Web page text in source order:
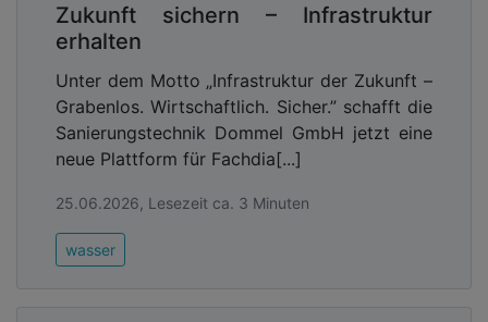
Zukunft sichern – Infrastruktur
erhalten
Unter dem Motto „Infrastruktur der Zukunft –
Grabenlos. Wirtschaftlich. Sicher.” schafft die
Sanierungstechnik Dommel GmbH jetzt eine
neue Plattform für Fachdia[...]
25.06.2026, Lesezeit ca. 3 Minuten
wasser